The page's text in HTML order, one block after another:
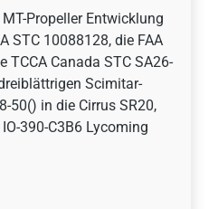
Propeller Entwicklung
STC 10088128, die FAA
TCCA Canada STC SA26-
Scimitar-
50() in die Cirrus SR20,
390-C3B6 Lycoming